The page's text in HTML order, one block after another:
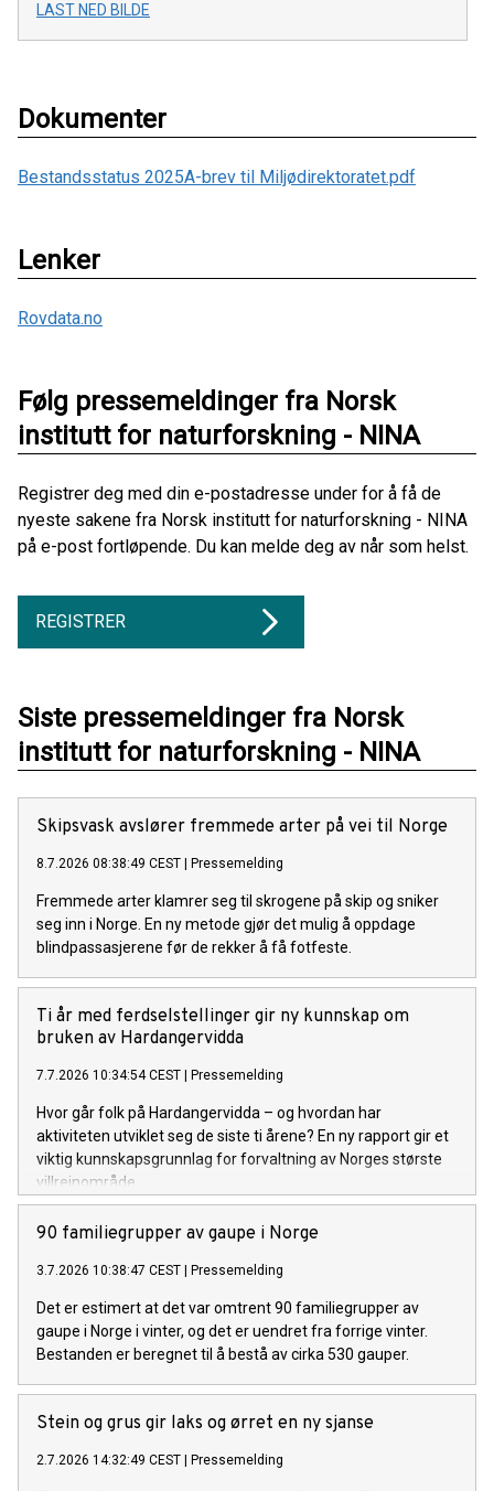
LAST NED BILDE
Dokumenter
Bestandsstatus 2025A-brev til Miljødirektoratet.pdf
Lenker
Rovdata.no
Følg pressemeldinger fra Norsk
institutt for naturforskning - NINA
Registrer deg med din e-postadresse under for å få de
nyeste sakene fra Norsk institutt for naturforskning - NINA
på e-post fortløpende. Du kan melde deg av når som helst.
REGISTRER
Siste pressemeldinger fra Norsk
institutt for naturforskning - NINA
Skipsvask avslører fremmede arter på vei til Norge
8.7.2026 08:38:49 CEST Pressemelding
Fremmede arter klamrer seg til skrogene på skip og sniker
seg inn i Norge. En ny metode gjør det mulig å oppdage
blindpassasjerene før de rekker å få fotfeste.
Ti år med ferdselstellinger gir ny kunnskap om
bruken av Hardangervidda
7.7.2026 10:34:54 CEST Pressemelding
Hvor går folk på Hardangervidda – og hvordan har
aktiviteten utviklet seg de siste ti årene? En ny rapport gir et
viktig kunnskapsgrunnlag for forvaltning av Norges største
villreinområde.
90 familiegrupper av gaupe i Norge
3.7.2026 10:38:47 CEST Pressemelding
Det er estimert at det var omtrent 90 familiegrupper av
gaupe i Norge i vinter, og det er uendret fra forrige vinter.
Bestanden er beregnet til å bestå av cirka 530 gauper.
Stein og grus gir laks og ørret en ny sjanse
2.7.2026 14:32:49 CEST Pressemelding